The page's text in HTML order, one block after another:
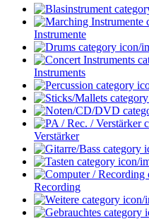
Instrumente
Instruments
Verstärker
Recording